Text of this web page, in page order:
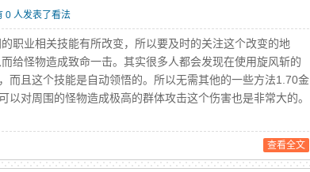
0 人发表了看法
业相关技能有所改变，所以要及时的关注这个改变的地
给怪物造成致命一击。其实很多人都会发现在使用旋风斩的
而且这个技能是自动领悟的。所以无需其他的一些方法1.70金
对周围的怪物造成极高的群体攻击这个伤害也是非常大的。
查看全文